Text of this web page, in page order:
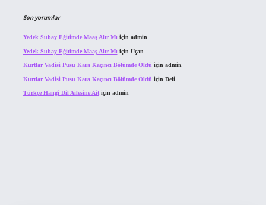
Son yorumlar
Yedek Subay Eğitimde Maaş Alır Mı için admin
Yedek Subay Eğitimde Maaş Alır Mı için Uçan
Kurtlar Vadisi Pusu Kara Kaçıncı Bölümde Öldü için admin
Kurtlar Vadisi Pusu Kara Kaçıncı Bölümde Öldü için Deli
Türkçe Hangi Dil Ailesine Aitiçin admin